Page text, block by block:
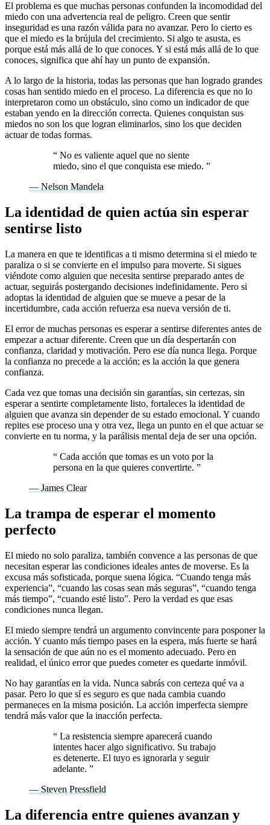
El problema es que muchas personas confunden la incomodidad del
miedo con una advertencia real de peligro. Creen que sentir
inseguridad es una razón válida para no avanzar. Pero lo cierto es
que el miedo es la brújula del crecimiento. Si algo te asusta, es
porque está más allá de lo que conoces. Y si está más allá de lo que
conoces, significa que ahí hay un punto de expansión.
A lo largo de la historia, todas las personas que han logrado grandes
cosas han sentido miedo en el proceso. La diferencia es que no lo
interpretaron como un obstáculo, sino como un indicador de que
estaban yendo en la dirección correcta. Quienes conquistan sus
miedos no son los que logran eliminarlos, sino los que deciden
actuar de todas formas.
“ No es valiente aquel que no siente
miedo, sino el que conquista ese miedo. ”
— Nelson Mandela
La identidad de quien actúa sin esperar
sentirse listo
La manera en que te identificas a ti mismo determina si el miedo te
paraliza o si se convierte en el impulso para moverte. Si sigues
viéndote como alguien que necesita sentirse preparado antes de
actuar, seguirás postergando decisiones indefinidamente. Pero si
adoptas la identidad de alguien que se mueve a pesar de la
incertidumbre, cada acción refuerza esa nueva versión de ti.
El error de muchas personas es esperar a sentirse diferentes antes de
empezar a actuar diferente. Creen que un día despertarán con
confianza, claridad y motivación. Pero ese día nunca llega. Porque
la confianza no precede a la acción; es la acción la que genera
confianza.
Cada vez que tomas una decisión sin garantías, sin certezas, sin
esperar a sentirte completamente listo, fortaleces la identidad de
alguien que avanza sin depender de su estado emocional. Y cuando
repites ese proceso una y otra vez, llega un punto en el que actuar se
convierte en tu norma, y la parálisis mental deja de ser una opción.
“ Cada acción que tomas es un voto por la
persona en la que quieres convertirte. ”
— James Clear
La trampa de esperar el momento
perfecto
El miedo no solo paraliza, también convence a las personas de que
necesitan esperar las condiciones ideales antes de moverse. Es la
excusa más sofisticada, porque suena lógica. “Cuando tenga más
experiencia”, “cuando las cosas sean más seguras”, “cuando tenga
más tiempo”, “cuando esté listo”. Pero la verdad es que esas
condiciones nunca llegan.
El miedo siempre tendrá un argumento convincente para posponer la
acción. Y cuanto más tiempo pases en la espera, más fuerte se hará
la sensación de que aún no es el momento adecuado. Pero en
realidad, el único error que puedes cometer es quedarte inmóvil.
No hay garantías en la vida. Nunca sabrás con certeza qué va a
pasar. Pero lo que sí es seguro es que nada cambia cuando
permaneces en la misma posición. La acción imperfecta siempre
tendrá más valor que la inacción perfecta.
“ La resistencia siempre aparecerá cuando
intentes hacer algo significativo. Su trabajo
es detenerte. El tuyo es ignorarla y seguir
adelante. ”
— Steven Pressfield
La diferencia entre quienes avanzan y